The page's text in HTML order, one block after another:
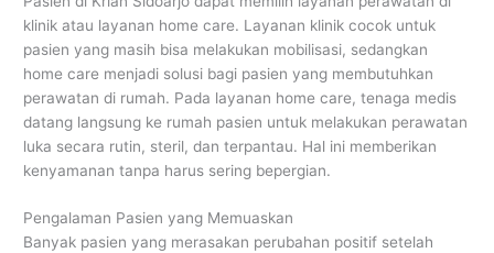
klinik atau layanan home care. Layanan klinik cocok untuk
pasien yang masih bisa melakukan mobilisasi, sedangkan
home care menjadi solusi bagi pasien yang membutuhkan
perawatan di rumah. Pada layanan home care, tenaga medis
datang langsung ke rumah pasien untuk melakukan perawatan
luka secara rutin, steril, dan terpantau. Hal ini memberikan
kenyamanan tanpa harus sering bepergian.
Pengalaman Pasien yang Memuaskan
Banyak pasien yang merasakan perubahan positif setelah